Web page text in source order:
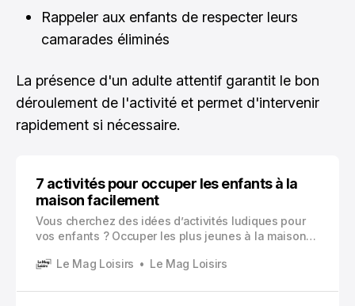
Rappeler aux enfants de respecter leurs
camarades éliminés
La présence d'un adulte attentif garantit le bon
déroulement de l'activité et permet d'intervenir
rapidement si nécessaire.
7 activités pour occuper les enfants à la
maison facilement
Vous cherchez des idées d’activités ludiques pour
vos enfants ? Occuper les plus jeunes à la maison
parents. Les écrans ne constituent pas l’unique
Le Mag Loisirs Le Mag Loisirs